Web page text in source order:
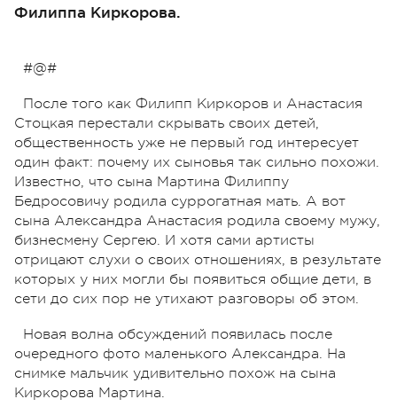
Филиппа Киркорова.
#@#
После того как Филипп Киркоров и Анастасия
Стоцкая перестали скрывать своих детей,
общественность уже не первый год интересует
один факт: почему их сыновья так сильно похожи.
Известно, что сына Мартина Филиппу
Бедросовичу родила суррогатная мать. А вот
сына Александра Анастасия родила своему мужу,
бизнесмену Сергею. И хотя сами артисты
отрицают слухи о своих отношениях, в результате
которых у них могли бы появиться общие дети, в
сети до сих пор не утихают разговоры об этом.
Новая волна обсуждений появилась после
очередного фото маленького Александра. На
снимке мальчик удивительно похож на сына
Киркорова Мартина.